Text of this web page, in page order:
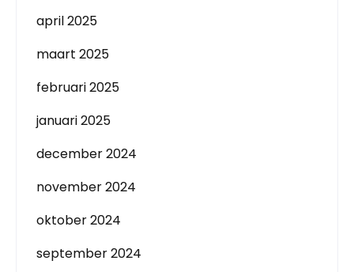
april 2025
maart 2025
februari 2025
januari 2025
december 2024
november 2024
oktober 2024
september 2024